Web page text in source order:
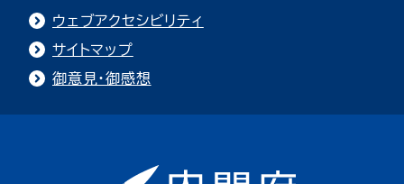
ウェブアクセシビリティ
サイトマップ
御意見・御感想